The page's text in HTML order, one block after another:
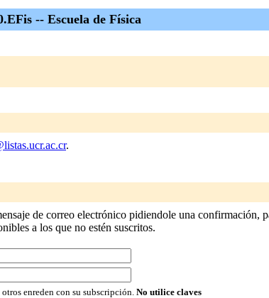
-- Escuela de Física
.
de correo electrónico pidiendole una confirmación,
a los que no estén suscritos.
enreden con su subscripción. No utilice claves